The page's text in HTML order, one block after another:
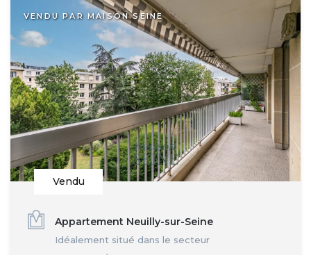
VENDU PAR MAISON SEINE
Vendu
Appartement Neuilly-sur-Seine
Idéalement situé dans le secteur